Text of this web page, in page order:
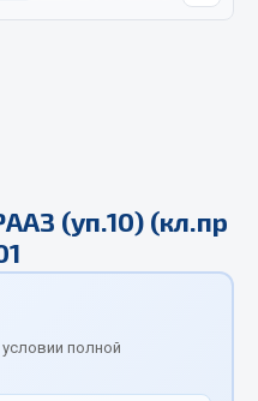
(уп.10) (кл.пр
полной